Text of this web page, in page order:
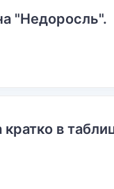
"Недоросль".
в